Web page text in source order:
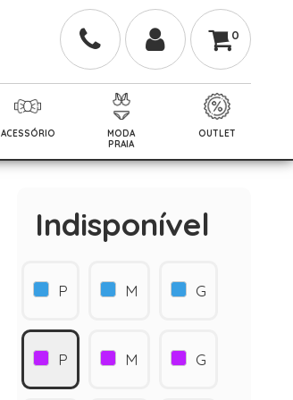
0
ACESSÓRIO
MODA
PRAIA
OUTLET
Indisponível
P M G
P M G